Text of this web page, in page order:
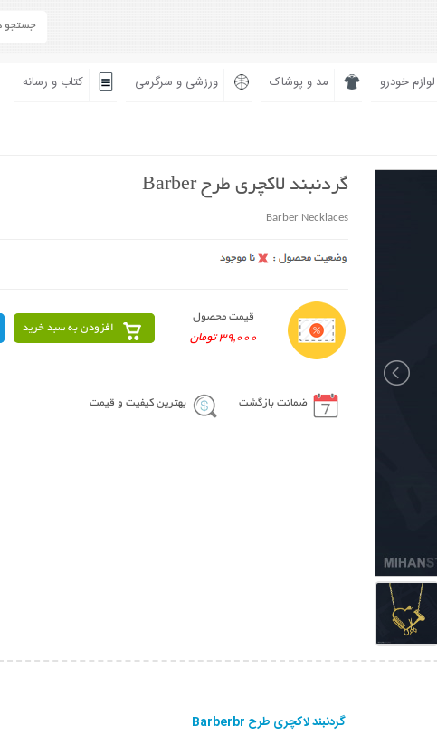
لوازم خودرو مد و پوشاک ورزشی و سرگرمی کتاب و رسانه
گردنبند لاکچری طرح Barber
Barber Necklaces
قیمت محصول
39,000 تومان
افزودن به سبد خرید
ضمانت بازگشت بهترین کیفیت و قیمت
گردنبند لاکچری طرح Barberbr